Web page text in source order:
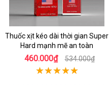
Thuốc xịt kéo dài thời gian Super
Hard mạnh mẽ an toàn
460.000₫ 534.000₫